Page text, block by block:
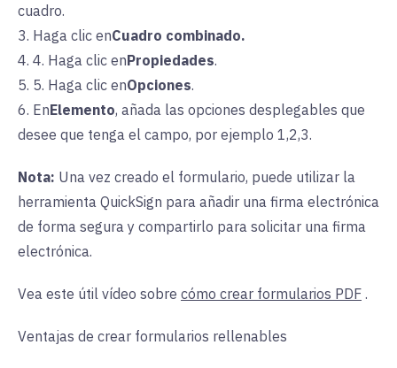
cuadro.
3. Haga clic enCuadro combinado.
4. 4. Haga clic enPropiedades.
5. 5. Haga clic enOpciones.
6. EnElemento, añada las opciones desplegables que
desee que tenga el campo, por ejemplo 1,2,3.
Nota: Una vez creado el formulario, puede utilizar la
herramienta QuickSign para añadir una firma electrónica
de forma segura y compartirlo para solicitar una firma
electrónica.
Vea este útil vídeo sobre cómo crear formularios PDF .
Ventajas de crear formularios rellenables